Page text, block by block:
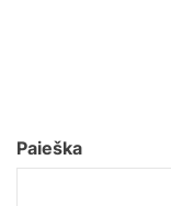
c
Paieška